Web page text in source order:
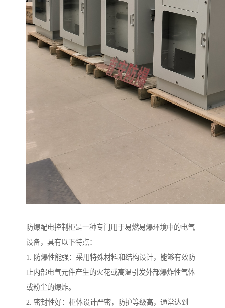
防爆配电控制柜是一种专门用于易燃易爆环境中的电气
设备，具有以下特点：
1. 防爆性能强：采用特殊材料和结构设计，能够有效防
止内部电气元件产生的火花或高温引发外部爆炸性气体
或粉尘的爆炸。
2. 密封性好：柜体设计严密，防护等级高，通常达到